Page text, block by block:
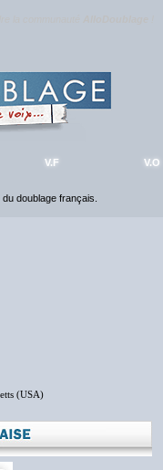
V.F V.O
du doublage français.
(USA)